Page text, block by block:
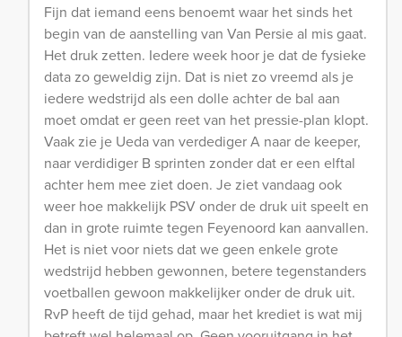
Fijn dat iemand eens benoemt waar het sinds het
begin van de aanstelling van Van Persie al mis gaat.
Het druk zetten. Iedere week hoor je dat de fysieke
data zo geweldig zijn. Dat is niet zo vreemd als je
iedere wedstrijd als een dolle achter de bal aan
moet omdat er geen reet van het pressie-plan klopt.
Vaak zie je Ueda van verdediger A naar de keeper,
naar verdidiger B sprinten zonder dat er een elftal
achter hem mee ziet doen. Je ziet vandaag ook
weer hoe makkelijk PSV onder de druk uit speelt en
dan in grote ruimte tegen Feyenoord kan aanvallen.
Het is niet voor niets dat we geen enkele grote
wedstrijd hebben gewonnen, betere tegenstanders
voetballen gewoon makkelijker onder de druk uit.
RvP heeft de tijd gehad, maar het krediet is wat mij